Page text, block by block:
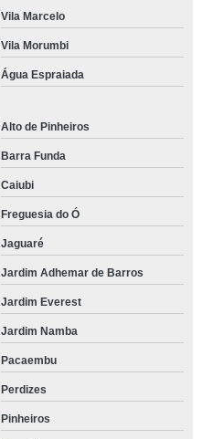
Vila Marcelo
Vila Morumbi
Água Espraiada
Alto de Pinheiros
Barra Funda
Caiubi
Freguesia do Ó
Jaguaré
Jardim Adhemar de Barros
Jardim Everest
Jardim Namba
Pacaembu
Perdizes
Pinheiros